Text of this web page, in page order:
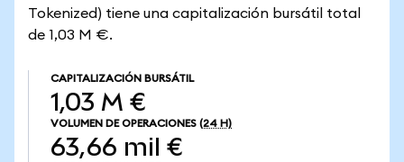
Tokenized) tiene una capitalización bursátil total
de 1,03 M €.
CAPITALIZACIÓN BURSÁTIL
1,03 M €
VOLUMEN DE OPERACIONES (24 H)
63,66 mil €